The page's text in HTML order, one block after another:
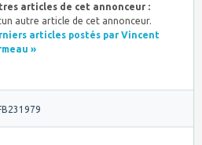
articles de cet annonceur :
autre article de cet annonceur.
articles postés par Vincent
»